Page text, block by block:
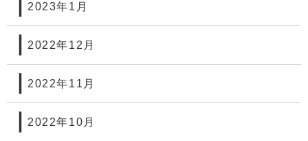
2023年1月
2022年12月
2022年11月
2022年10月